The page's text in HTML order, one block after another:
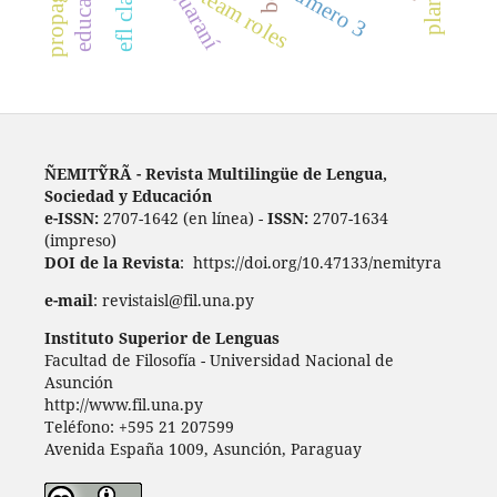
team roles
ÑEMITỸRÃ - Revista Multilingüe de Lengua,
Sociedad y Educación
e-ISSN:2707-1642 (en línea) - ISSN:2707-1634
(impreso)
DOI de la Revista: https://doi.org/10.47133/nemityra
e-mail: revistaisl@fil.una.py
Instituto Superior de Lenguas
Facultad de Filosofía - Universidad Nacional de
Asunción
http://www.fil.una.py
Teléfono: +595 21 207599
Avenida España 1009, Asunción, Paraguay